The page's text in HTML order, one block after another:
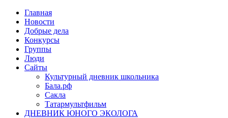
Главная
Новости
Добрые дела
Конкурсы
Группы
Люди
Сайты
Культурный дневник школьника
Бала.рф
Сакла
Татармультфильм
ДНЕВНИК ЮНОГО ЭКОЛОГА